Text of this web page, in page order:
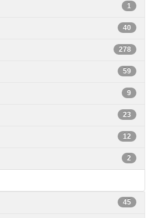
1
40
278
59
9
23
12
2
45